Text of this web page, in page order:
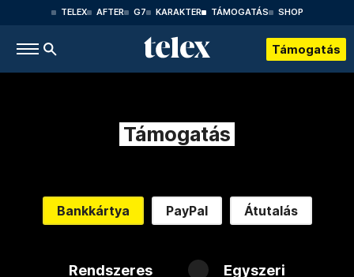
TELEX AFTER G7 KARAKTER TÁMOGATÁS SHOP
Támogatás
Támogatás
Bankkártya PayPal Átutalás
Rendszeres Egyszeri